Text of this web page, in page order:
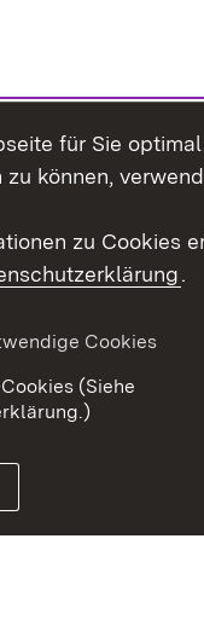
Erklärung zur
für Sie
zu können,
zu Cookies
.
Cookies
(Siehe